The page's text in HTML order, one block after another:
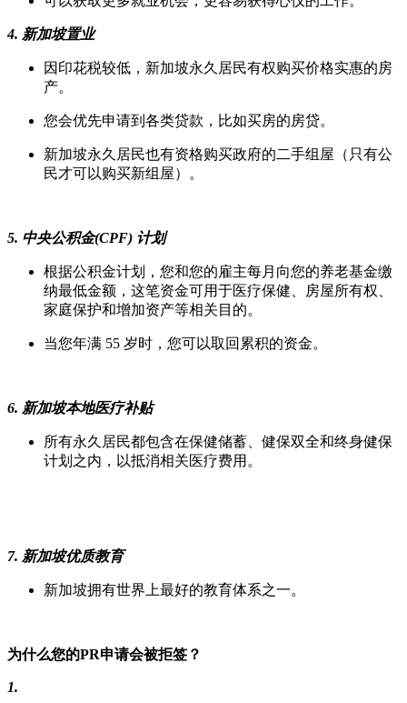
4. 新加坡置业
因印花税较低，新加坡永久居民有权购买价格实惠的房
产。
您会优先申请到各类贷款，比如买房的房贷。
新加坡永久居民也有资格购买政府的二手组屋（只有公
民才可以购买新组屋）。
5. 中央公积金(CPF) 计划
根据公积金计划，您和您的雇主每月向您的养老基金缴
纳最低金额，这笔资金可用于医疗保健、房屋所有权、
家庭保护和增加资产等相关目的。
当您年满 55 岁时，您可以取回累积的资金。
6. 新加坡本地医疗补贴
所有永久居民都包含在保健储蓄、健保双全和终身健保
计划之内，以抵消相关医疗费用。
7. 新加坡优质教育
新加坡拥有世界上最好的教育体系之一。
为什么您的PR申请会被拒签？
1.